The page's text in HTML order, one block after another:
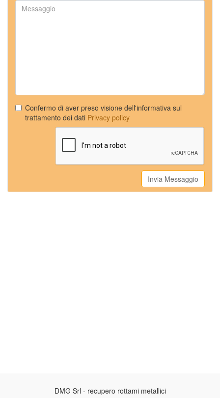
Confermo di aver preso visione dell'informativa sul
trattamento dei dati Privacy policy
Invia Messaggio
DMG Srl - recupero rottami metallici